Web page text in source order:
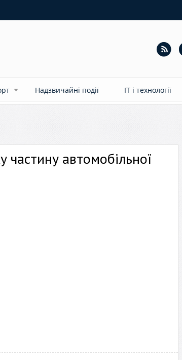
Надзвичайні події ІТ і технології
автомобільної